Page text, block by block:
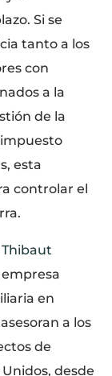
Si se
tanto a los
con
a la
de la
impuesto
esta
controlar el
Thibaut
empresa
en
a los
de
desde